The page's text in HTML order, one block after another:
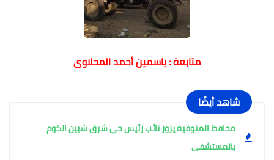
متابعة : ياسمين أحمد المحلاوى
شاهد أيضًا
محافظ المنوفية يزور نائب رئيس حي شرق شبين الكوم
بالمستشفى